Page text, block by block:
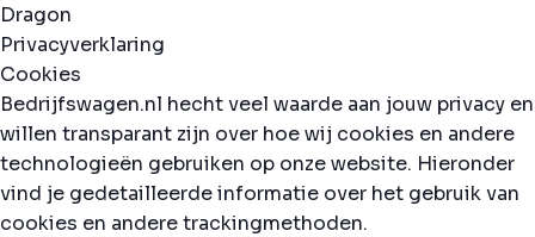
Privacyverklaring
Cookies
Bedrijfswagen.nl hecht veel waarde aan jouw privacy en
willen transparant zijn over hoe wij cookies en andere
technologieën gebruiken op onze website. Hieronder
vind je gedetailleerde informatie over het gebruik van
cookies en andere trackingmethoden.